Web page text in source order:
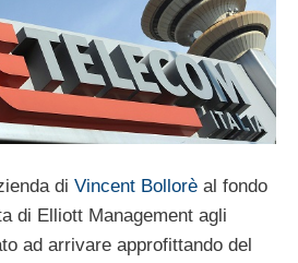
di Vincent Bollorè al fondo
di Elliott Management agli
ad arrivare approfittando del